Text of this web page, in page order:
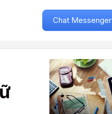
Chat Messenger